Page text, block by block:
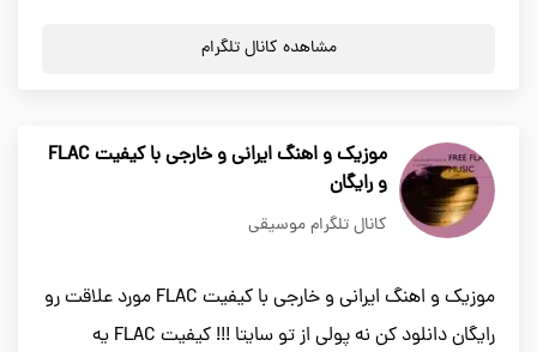
مشاهده کانال تلگرام
موزیک و اهنگ ایرانی و خارجی با کیفیت FLAC
و رایگان
کانال تلگرام موسیقی
موزیک و اهنگ ایرانی و خارجی با کیفیت FLAC مورد علاقت رو
رایگان دانلود کن نه پولی از تو سایتا !!! کیفیت FLAC یه